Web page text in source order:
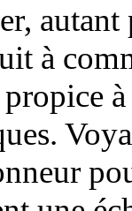
autant
à